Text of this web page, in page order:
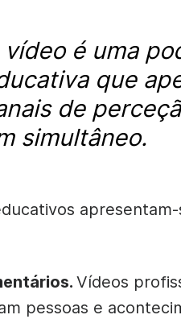
vídeo é uma
que
de
simultâneo.
Vídeos
pessoas e